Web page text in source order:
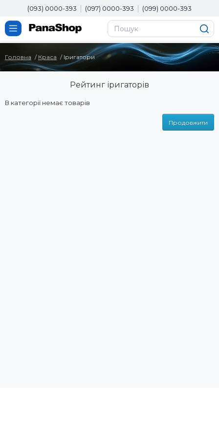
(093) 0000-393 (097) 0000-393 (099) 0000-393
Головна Краса Іригатори
Рейтинг іригаторів
В категорії немає товарів
Продовжити